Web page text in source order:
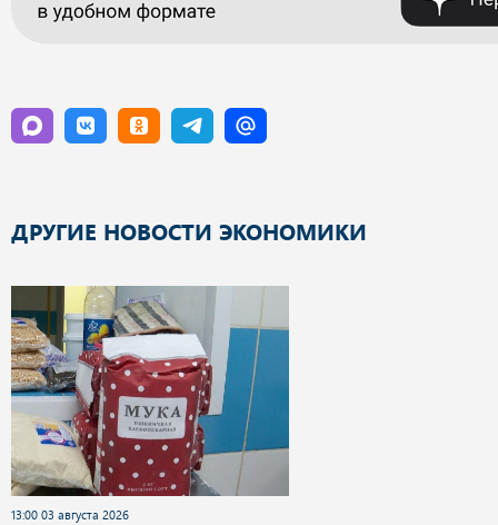
ДРУГИЕ НОВОСТИ ЭКОНОМИКИ
13:00 03 августа 2026